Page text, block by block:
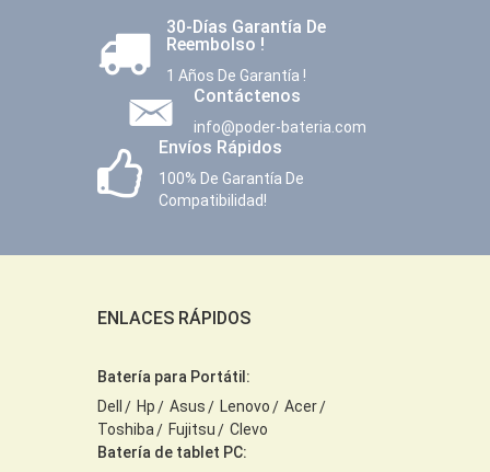
30-Días Garantía De
Reembolso !
1 Años De Garantía !
Contáctenos
info@poder-bateria.com
Envíos Rápidos
100% De Garantía De
Compatibilidad!
ENLACES RÁPIDOS
Batería para Portátil:
Dell
Hp Asus Lenovo
Acer
Toshiba
Fujitsu
Clevo
Batería de tablet PC: